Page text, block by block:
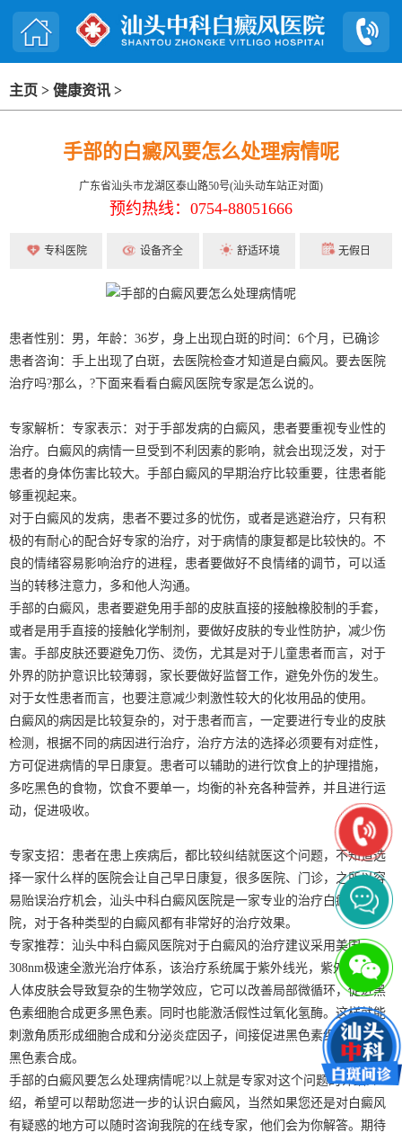
主页 > 健康资讯 >
手部的白癜风要怎么处理病情呢
广东省汕头市龙湖区泰山路50号(汕头动车站正对面)
预约热线：0754-88051666
专科医院 设备齐全 舒适环境 无假日
患者性别：男，年龄：36岁，身上出现白斑的时间：6个月，已确诊
患者咨询：手上出现了白斑，去医院检查才知道是白癜风。要去医院
治疗吗?那么，?下面来看看白癜风医院专家是怎么说的。
专家解析：专家表示：对于手部发病的白癜风，患者要重视专业性的
治疗。白癜风的病情一旦受到不利因素的影响，就会出现泛发，对于
患者的身体伤害比较大。手部白癜风的早期治疗比较重要，往患者能
够重视起来。
对于白癜风的发病，患者不要过多的忧伤，或者是逃避治疗，只有积
极的有耐心的配合好专家的治疗，对于病情的康复都是比较快的。不
良的情绪容易影响治疗的进程，患者要做好不良情绪的调节，可以适
当的转移注意力，多和他人沟通。
手部的白癜风，患者要避免用手部的皮肤直接的接触橡胶制的手套，
或者是用手直接的接触化学制剂，要做好皮肤的专业性防护，减少伤
害。手部皮肤还要避免刀伤、烫伤，尤其是对于儿童患者而言，对于
外界的防护意识比较薄弱，家长要做好监督工作，避免外伤的发生。
对于女性患者而言，也要注意减少刺激性较大的化妆用品的使用。
白癜风的病因是比较复杂的，对于患者而言，一定要进行专业的皮肤
检测，根据不同的病因进行治疗，治疗方法的选择必须要有对症性，
方可促进病情的早日康复。患者可以辅助的进行饮食上的护理措施，
多吃黑色的食物，饮食不要单一，均衡的补充各种营养，并且进行运
动，促进吸收。
专家支招：患者在患上疾病后，都比较纠结就医这个问题，不知道选
择一家什么样的医院会让自己早日康复，很多医院、门诊，之所以容
易贻误治疗机会，汕头中科白癜风医院是一家专业的治疗白癜风的医
院，对于各种类型的白癜风都有非常好的治疗效果。
专家推荐：汕头中科白癜风医院对于白癜风的治疗建议采用美国
308nm极速全激光治疗体系，该治疗系统属于紫外线光，紫外线照射
人体皮肤会导致复杂的生物学效应，它可以改善局部微循环，促进黑
色素细胞合成更多黑色素。同时也能激活假性过氧化氢酶。这样就能
刺激角质形成细胞合成和分泌炎症因子，间接促进黑色素细胞增生和
黑色素合成。
手部的白癜风要怎么处理病情呢?以上就是专家对这个问题的详细介
绍，希望可以帮助您进一步的认识白癜风，当然如果您还是对白癜风
有疑惑的地方可以随时咨询我院的在线专家，他们会为你解答。期待